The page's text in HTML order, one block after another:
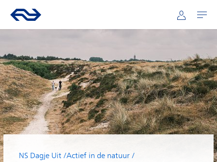
Hoofdnavigatie
Ga naar de homepage van ns.nl Mijn NS
Openen
NS Dagje Uit Actief in de natuur